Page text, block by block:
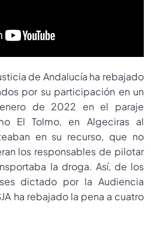
de Andalucía ha rebajado
por su participación en un
de 2022 en el paraje
El Tolmo, en Algeciras al
en su recurso, que no
los responsables de pilotar
la droga. Así, de los
dictado por la Audiencia
ha rebajado la pena a cuatro